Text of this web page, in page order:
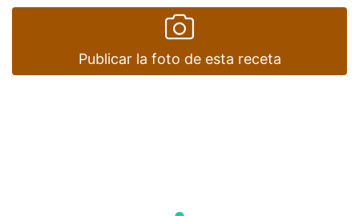
Publicar la foto de esta receta